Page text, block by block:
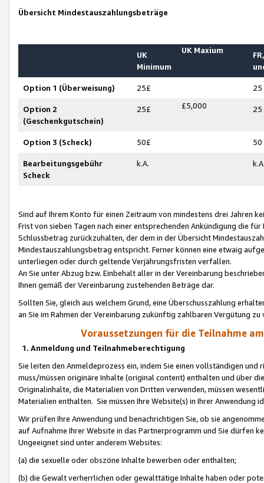
Übersicht Mindestauszahlungsbeträge
UK
Minimum
UK Maxium
Option 1 (Überweisung) 25£ 25
Option 2
(Geschenkgutschein)
25£ £5,000 25
Option 3 (Scheck) 50£ 50
Bearbeitungsgebühr
Scheck
k.A.
Sind auf Ihrem Konto für einen Zeitraum von mindestens drei Jahren
Frist von sieben Tagen nach einer entsprechenden Ankündigung die
Schlussbetrag zurückzuhalten, der dem in der Übersicht
Mindestauszahlungsbetrag entspricht. Ferner können eine etwaig
unterliegen oder durch geltende Verjährungsfristen verfallen.
An Sie unter Abzug bzw. Einbehalt aller in der Vereinbarung
Ihnen gemäß der Vereinbarung zustehenden Beträge dar.
Sollten Sie, gleich aus welchem Grund, eine Überschusszahlung
an Sie im Rahmen der Vereinbarung zukünftig zahlbaren Vergütung zu
Voraussetzungen für die Teilnahme
1. Anmeldung und Teilnahmeberechtigung
Sie leiten den Anmeldeprozess ein, indem Sie einen vollständigen
muss/müssen originäre Inhalte (original content) enthalten und über
Originalinhalte, die Materialien von Dritten verwenden, müssen
Materialien enthalten. Sie müssen Ihre Website(s) in Ihrer Anwendung
Wir prüfen Ihre Anwendung und benachrichtigen Sie, ob sie
auf Aufnahme Ihrer Website in das Partnerprogramm und Sie dürfen
Ungeeignet sind unter anderem Websites:
(a) die sexuelle oder obszöne Inhalte bewerben oder enthalten;
(b) die Gewalt verherrlichen oder gewalttätige Inhalte haben oder